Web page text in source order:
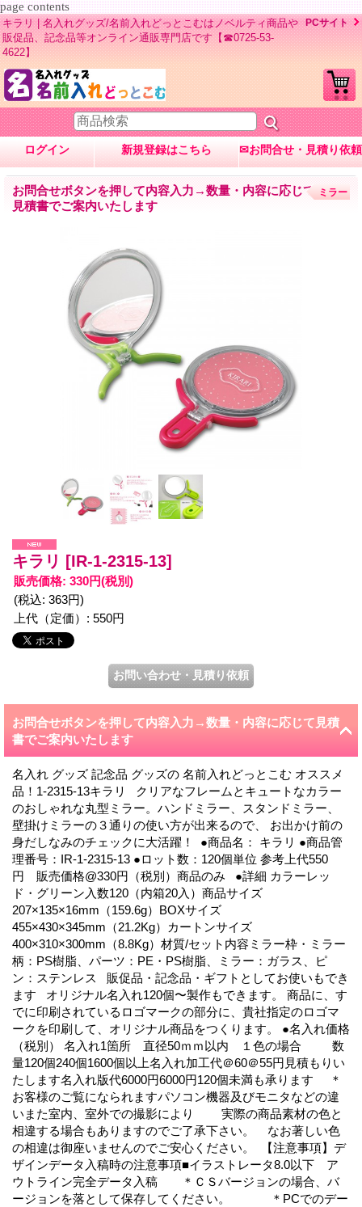
page contents
キラリ | 名入れグッズ/名前入れどっとこむはノベルティ商品や
販促品、記念品等オンライン通販専門店です【☎0725-53-
4622】
PCサイト
ログイン 新規登録はこちら ✉お問合せ・見積り依頼
お問合せボタンを押して内容入力→数量・内容に応じて
見積書でご案内いたします
ミラー
キラリ [IR-1-2315-13]
販売価格: 330円(税別)
(税込: 363円)
上代（定価） : 550円
お問合せボタンを押して内容入力→数量・内容に応じて見積
書でご案内いたします
名入れ グッズ 記念品 グッズの 名前入れどっとこむ オススメ
品！1-2315-13キラリ クリアなフレームとキュートなカラー
のおしゃれな丸型ミラー。ハンドミラー、スタンドミラー、
壁掛けミラーの３通りの使い方が出来るので、 お出かけ前の
身だしなみのチェックに大活躍！ ●商品名： キラリ ●商品管
理番号：IR-1-2315-13 ●ロット数：120個単位 参考上代550
円 販売価格@330円（税別）商品のみ ●詳細 カラーレッ
ド・グリーン入数120（内箱20入）商品サイズ
207×135×16mm（159.6g）BOXサイズ
455×430×345mm（21.2Kg）カートンサイズ
400×310×300mm（8.8Kg）材質/セット内容ミラー枠・ミラー
柄：PS樹脂、パーツ：PE・PS樹脂、ミラー：ガラス、ピ
ン：ステンレス 販促品・記念品・ギフトとしてお使いもでき
ます オリジナル名入れ120個〜製作もできます。 商品に、す
でに印刷されているロゴマークの部分に、貴社指定のロゴマ
ークを印刷して、オリジナル商品をつくります。 ●名入れ価格
（税別） 名入れ1箇所 直径50ｍｍ以内 １色の場合 数
量120個240個1600個以上名入れ加工代＠60＠55円見積もりい
たします名入れ版代6000円6000円120個未満も承ります ＊
お客様のご覧になられますパソコン機器及びモニタなどの違
いまた室内、室外での撮影により 実際の商品素材の色と
相違する場合もありますのでご了承下さい。 なお著しい色
の相違は御座いませんのでご安心ください。 【注意事項】デ
ザインデータ入稿時の注意事項■イラストレータ8.0以下 ア
ウトライン完全データ入稿 ＊ＣＳバージョンの場合、バ
ージョンを落として保存してください。 ＊PCでのデー